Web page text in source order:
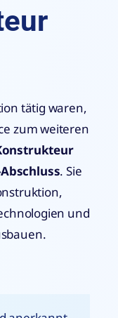
tätig waren,
zum weiteren
. Sie
und